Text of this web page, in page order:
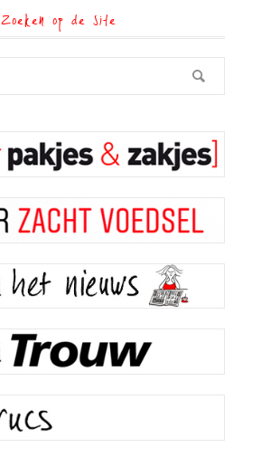
Zoeken op de site